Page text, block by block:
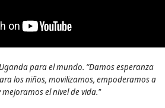
para el mundo. “Damos esperanza
los niños, movilizamos, empoderamos a
mejoramos el nivel de vida."